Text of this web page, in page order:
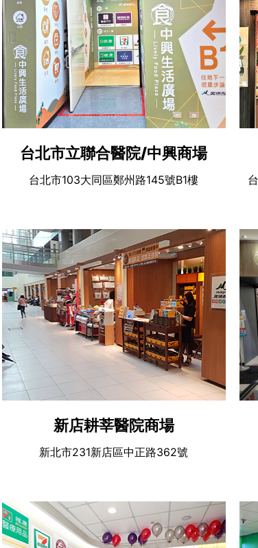
台北市立聯合醫院/中興商場
台北市103大同區鄭州路145號B1樓
新店耕莘醫院商場
新北市231新店區中正路362號